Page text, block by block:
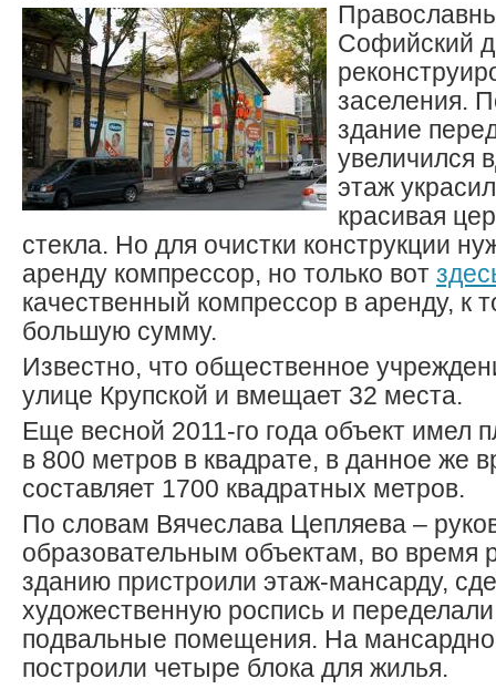
Софийский
заселения.
здание
увеличился
этаж
красивая
стекла. Но для очистки конструкции
аренду компрессор, но только вот
качественный компрессор в аренду, к
большую сумму.
Известно, что общественное
улице Крупской и вмещает 32 места.
Еще весной 2011-го года объект имел
в 800 метров в квадрате, в данное же
составляет 1700 квадратных метров.
По словам Вячеслава Цепляева –
образовательным объектам, во время
зданию пристроили этаж-мансарду,
художественную роспись и
подвальные помещения. На
построили четыре блока для жилья.